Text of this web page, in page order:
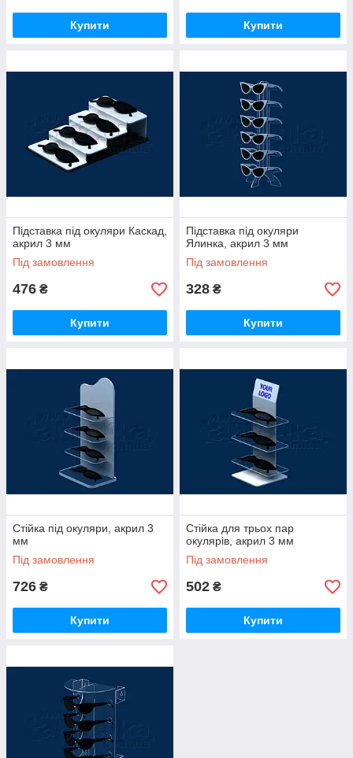
Купити Купити
Підставка під окуляри Каскад,
акрил 3 мм
Під замовлення
476 ₴
Купити
Підставка під окуляри
Ялинка, акрил 3 мм
Під замовлення
328 ₴
Купити
Стійка під окуляри, акрил 3
мм
Під замовлення
726 ₴
Купити
Стійка для трьох пар
окулярів, акрил 3 мм
Під замовлення
502 ₴
Купити